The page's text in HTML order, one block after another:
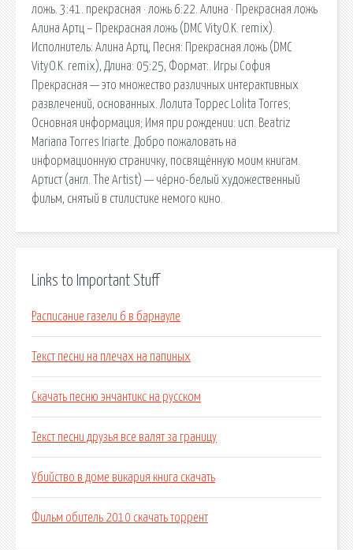
ложь. 3:41. прекрасная · ложь 6:22. Алина · Прекрасная ложь
Алина Артц – Прекрасная ложь (DMC VityO.K. remix).
Исполнитель: Алина Артц, Песня: Прекрасная ложь (DMC
VityO.K. remix), Длина: 05:25, Формат:. Игры София
Прекрасная — это множество различных интерактивных
развлечений, основанных. Лолита Торрес Lolita Torres;
Основная информация; Имя при рождении: исп. Beatriz
Mariana Torres Iriarte. Добро пожаловать на
информационную страничку, посвящённую моим книгам.
Артист (англ. The Artist) — чёрно-белый художественный
фильм, снятый в стилистике немого кино.
Links to Important Stuff
Расписание газели 6 в барнауле
Текст песни на плечах на папиных
Скачать песню энчантикс на русском
Текст песни друзья все валят за границу
Убийство в доме викария книга скачать
Фильм обитель 2010 скачать торрент